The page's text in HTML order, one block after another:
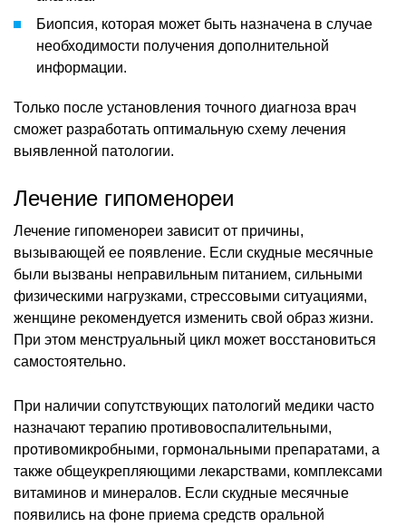
Биопсия, которая может быть назначена в случае
необходимости получения дополнительной
информации.
Только после установления точного диагноза врач
сможет разработать оптимальную схему лечения
выявленной патологии.
Лечение гипоменореи
Лечение гипоменореи зависит от причины,
вызывающей ее появление. Если скудные месячные
были вызваны неправильным питанием, сильными
физическими нагрузками, стрессовыми ситуациями,
женщине рекомендуется изменить свой образ жизни.
При этом менструальный цикл может восстановиться
самостоятельно.
При наличии сопутствующих патологий медики часто
назначают терапию противовоспалительными,
противомикробными, гормональными препаратами, а
также общеукрепляющими лекарствами, комплексами
витаминов и минералов. Если скудные месячные
появились на фоне приема средств оральной